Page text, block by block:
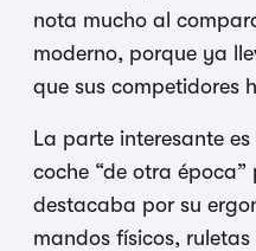
nota mucho al
moderno, porque ya
que sus competidores
La parte interesante
coche “de otra época”
destacaba por su
mandos físicos,